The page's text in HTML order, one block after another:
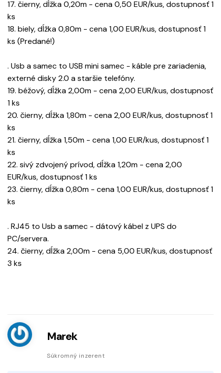
17. čierny, dĺžka 0,20m - cena 0,50 EUR/kus, dostupnosť 1
ks
18. biely, dĺžka 0,80m - cena 1,00 EUR/kus, dostupnosť 1
ks (Predané!)
. Usb a samec to USB mini samec - káble pre zariadenia,
externé disky 2.0 a staršie telefóny.
19. béžový, dĺžka 2,00m - cena 2,00 EUR/kus, dostupnosť
1 ks
20. čierny, dĺžka 1,80m - cena 2,00 EUR/kus, dostupnosť 1
ks
21. čierny, dĺžka 1,50m - cena 1,00 EUR/kus, dostupnosť 1
ks
22. sivý zdvojený prívod, dĺžka 1,20m - cena 2,00
EUR/kus, dostupnosť 1 ks
23. čierny, dĺžka 0,80m - cena 1,00 EUR/kus, dostupnosť 1
ks
. RJ45 to Usb a samec - dátový kábel z UPS do
PC/servera.
24. čierny, dĺžka 2,00m - cena 5,00 EUR/kus, dostupnosť
3 ks
Marek
Súkromný inzerent